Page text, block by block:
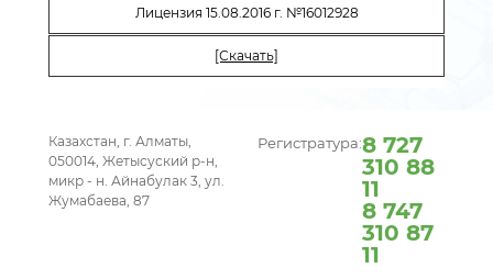
Лицензия 15.08.2016 г. №16012928
[Скачать]
Казахстан, г. Алматы,
050014, Жетысуский р-н,
микр - н. Айнабулак 3, ул.
Жумабаева, 87
Регистратура:8 727
310 88
11
8 747
310 87
11